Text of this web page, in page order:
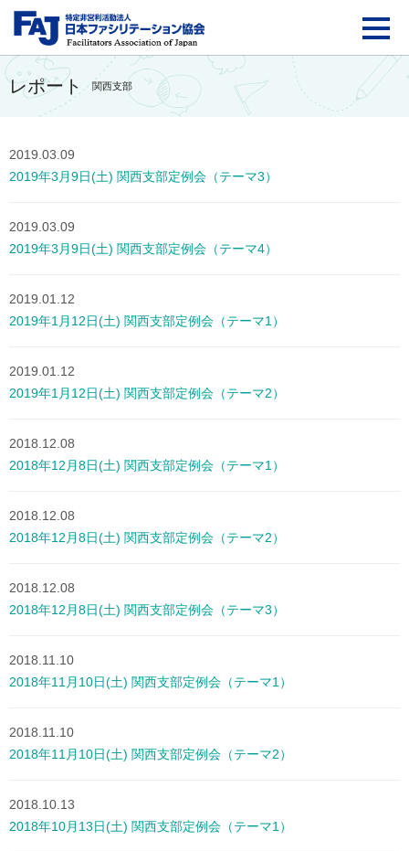
FAJ：特定非営利活動
レポート 関西支部
2019.03.09
2019年3月9日(土) 関西支部定例会（テーマ3）
2019.03.09
2019年3月9日(土) 関西支部定例会（テーマ4）
2019.01.12
2019年1月12日(土) 関西支部定例会（テーマ1）
2019.01.12
2019年1月12日(土) 関西支部定例会（テーマ2）
2018.12.08
2018年12月8日(土) 関西支部定例会（テーマ1）
2018.12.08
2018年12月8日(土) 関西支部定例会（テーマ2）
2018.12.08
2018年12月8日(土) 関西支部定例会（テーマ3）
2018.11.10
2018年11月10日(土) 関西支部定例会（テーマ1）
2018.11.10
2018年11月10日(土) 関西支部定例会（テーマ2）
2018.10.13
2018年10月13日(土) 関西支部定例会（テーマ1）